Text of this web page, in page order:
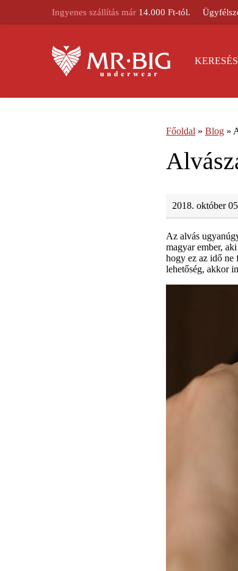
Ingyenes szállítás már 14.000 Ft-tól.
KERESÉS
Főoldal » Blog »
2018. október
Az alvás
magyar ember,
hogy ez az idő ne
lehetőség, akkor